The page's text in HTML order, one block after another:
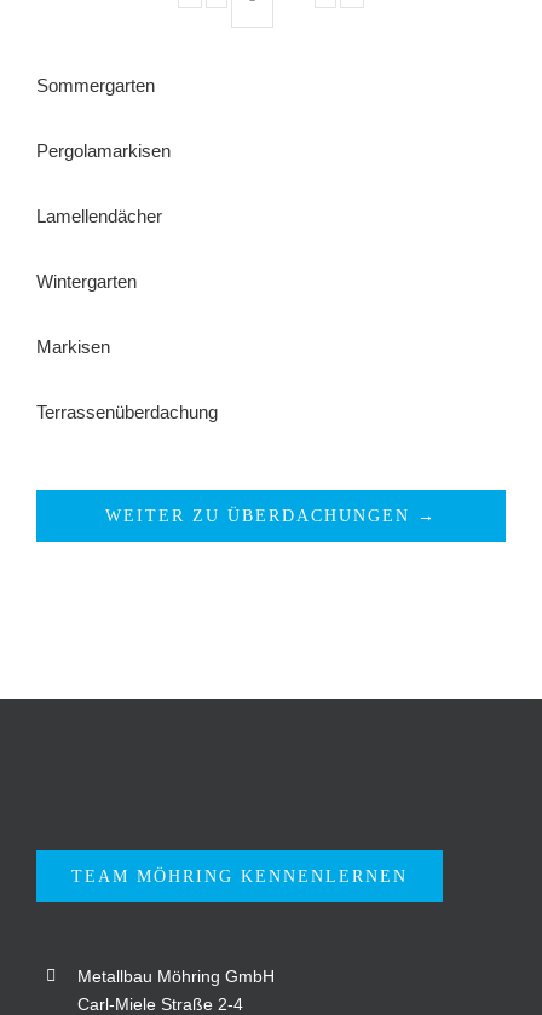
Sommergarten
Pergolamarkisen
Lamellendächer
Wintergarten
Markisen
Terrassenüberdachung
WEITER ZU ÜBERDACHUNGEN →
TEAM MÖHRING KENNENLERNEN
Metallbau Möhring GmbH
Carl-Miele Straße 2-4